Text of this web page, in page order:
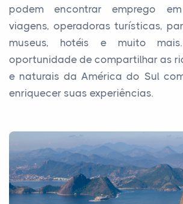
podem encontrar emprego
viagens, operadoras turísticas,
museus, hotéis e muito
oportunidade de compartilhar as
e naturais da América do Sul
enriquecer suas experiências.